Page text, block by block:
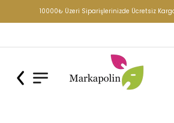
10000₺ Üzeri Siparişlerinizde Ücretsiz Kargo